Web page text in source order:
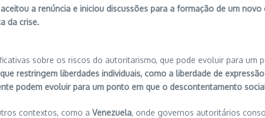
a renúncia e iniciou discussões para a formação de um
da crise.
sobre os riscos do autoritarismo, que pode evoluir para um
restringem liberdades individuais, como a liberdade de
podem evoluir para um ponto em que o descontentamento
contextos, como a Venezuela, onde governos autoritários